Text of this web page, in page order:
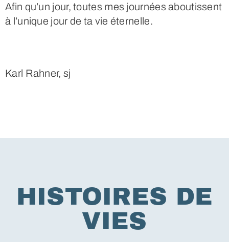
Afin qu’un jour, toutes mes journées aboutissent
à l’unique jour de ta vie éternelle.
Karl Rahner, sj
HISTOIRES DE
VIES